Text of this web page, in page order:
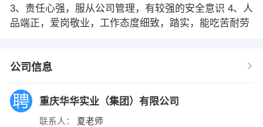
3、责任心强，服从公司管理，有较强的安全意识 4、人
品端正，爱岗敬业，工作态度细致，踏实，能吃苦耐劳
公司信息
重庆华华实业（集团）有限公司
联系人： 夏老师